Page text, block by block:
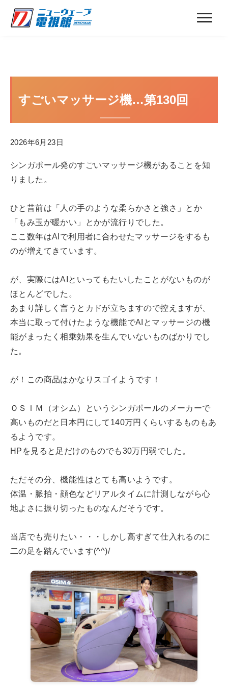
すごいマッサージ機…第130回
2026年6月23日
シンガポール発のすごいマッサージ機があることを知
りました。
ひと昔前は「人の手のような柔らかさと強さ」とか
「もみ玉が暖かい」とかが流行りでした。
ここ数年はAIで利用者に合わせたマッサージをするも
のが増えてきています。
が、実際にはAIといってもたいしたことがないものが
ほとんどでした。
あまり詳しく言うとカドが立ちますので控えますが、
本当に取って付けたような機能でAIとマッサージの機
能がまったく相乗効果を生んでいないものばかりでし
た。
が！この商品はかなりスゴイようです！
ＯＳＩＭ（オシム）というシンガポールのメーカーで
高いものだと日本円にして140万円くらいするものもあ
るようです。
HPを見ると足だけのものでも30万円弱でした。
ただその分、機能性はとても高いようです。
体温・脈拍・顔色などリアルタイムに計測しながら心
地よさに振り切ったものなんだそうです。
当店でも売りたい・・・しかし高すぎて仕入れるのに
二の足を踏んでいます(^^)/